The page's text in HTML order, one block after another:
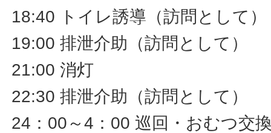
18:40 トイレ誘導（訪問として）
19:00 排泄介助（訪問として）
21:00 消灯
22:30 排泄介助（訪問として）
24：00～4：00 巡回・おむつ交